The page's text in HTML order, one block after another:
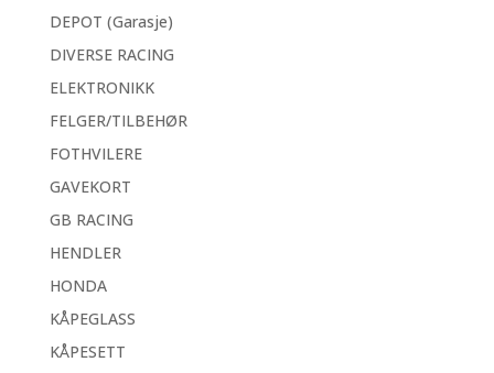
DEPOT (Garasje)
DIVERSE RACING
ELEKTRONIKK
FELGER/TILBEHØR
FOTHVILERE
GAVEKORT
GB RACING
HENDLER
HONDA
KÅPEGLASS
KÅPESETT